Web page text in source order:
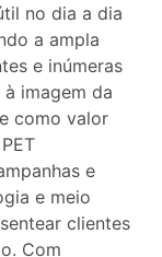
no dia a dia
a ampla
e inúmeras
imagem da
como valor
e
e meio
clientes
Com